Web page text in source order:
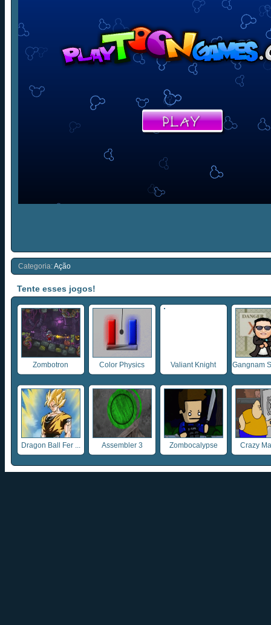
Categoria:Ação
Tente esses jogos!
Zombotron Color Physics Valiant Knight Gangnam
Dragon Ball Fer ... Assembler 3 Zombocalypse Crazy